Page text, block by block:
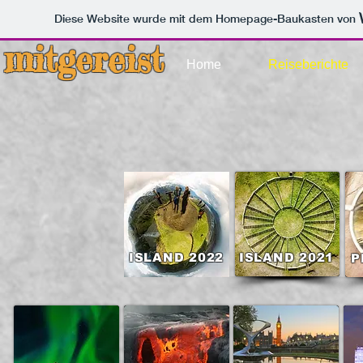
Diese Website wurde mit dem Homepage-Baukasten von
mitgereist Home Reiseberichte
ISLAND 2022 ISLAND 2021